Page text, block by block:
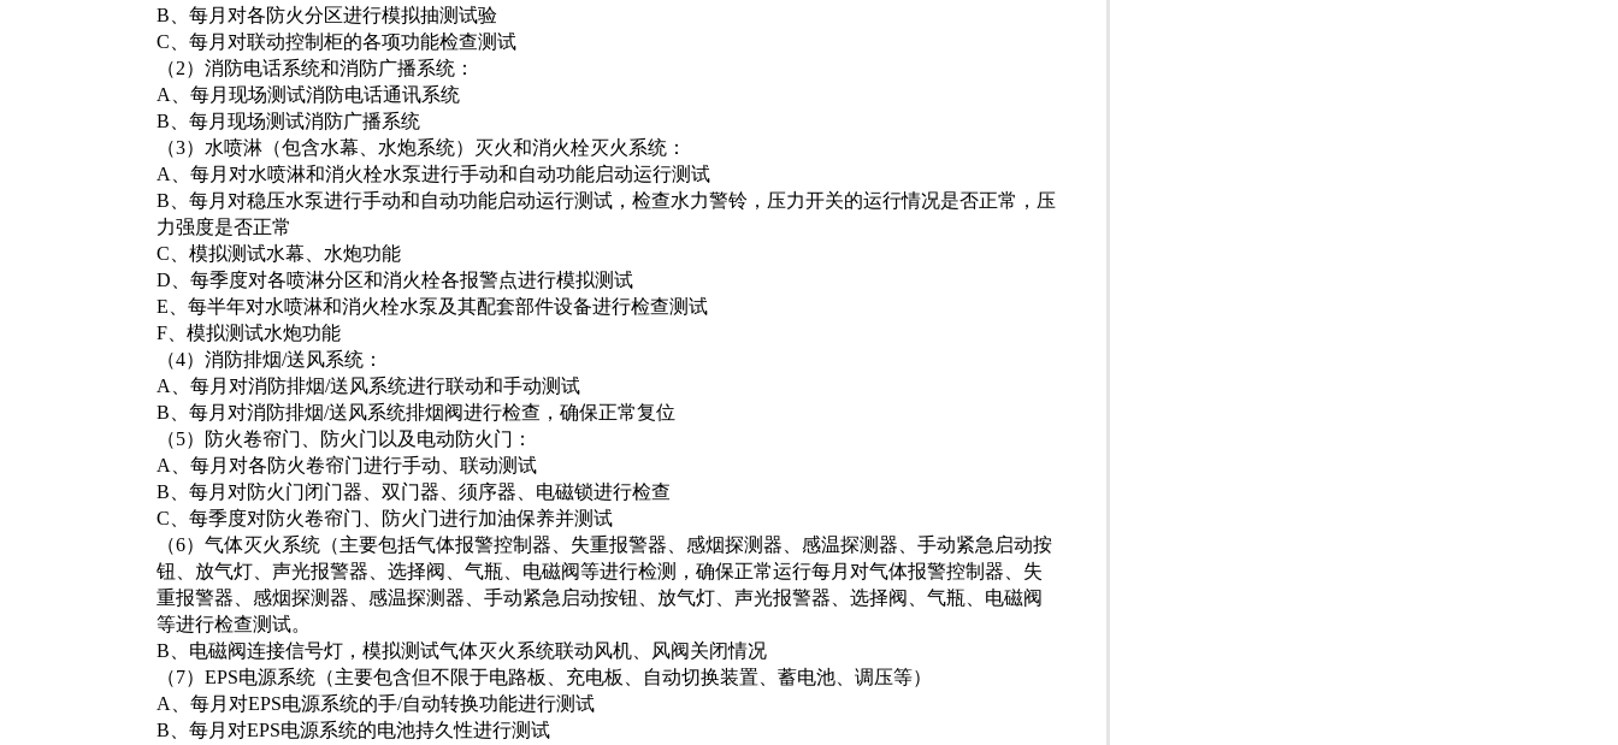
B 、每月对各防火分区进行模拟抽测试验
C 、每月对联动控制柜的各项功能检查测试
（2）消防电话系统和消防广播系统：
A
、每月现场测试消防电话通讯系统
B 、每月现场测试消防广播系统
（3）水喷淋（包含水幕、水炮系统）灭火和消火栓灭火系统：
A
、每月对水喷淋和消火栓水泵进行手动和自动功能启动运行测试
B 、每月对稳压水泵进行手动和自动功能启动运行测试，检查水力警铃，压力开关的运行情况是否正常，压
力强度是否正常
C 、模拟测试水幕、水炮功能
D 、每季度对各喷淋分区和消火栓各报警点进行模拟测试
E 、每半年对水喷淋和消火栓水泵及其配套部件设备进行检查测试
F 、模拟测试水炮功能
（4）消防排烟/送风系统：
A
、每月对消防排烟/送风系统进行联动和手动测试
B 、每月对消防排烟/送风系统排烟阀进行检查，确保正常复位
（5）防火卷帘门、防火门以及电动防火门：
A
、每月对各防火卷帘门进行手动、联动测试
B 、每月对防火门闭门器、双门器、须序器、电磁锁进行检查
C 、每季度对防火卷帘门、防火门进行加油保养并测试
（6）气体灭火系统（主要包括气体报警控制器、失重报警器、感烟探测器、感温探测器、手动紧急启动按
钮、放气灯、声光报警器、选择阀、气瓶、电磁阀等进行检测，确保正常运行每月对气体报警控制器、失
重报警器、感烟探测器、感温探测器、手动紧急启动按钮、放气灯、声光报警器、选择阀、气瓶、电磁阀
等进行检查测试。
B 、电磁阀连接信号灯，模拟测试气体灭火系统联动风机、风阀关闭情况
（7）EPS电源系统（主要包含但不限于电路板、充电板、自动切换装置、蓄电池、调压等）
A
、每月对EPS电源系统的手/自动转换功能进行测试
B 、每月对EPS电源系统的电池持久性进行测试